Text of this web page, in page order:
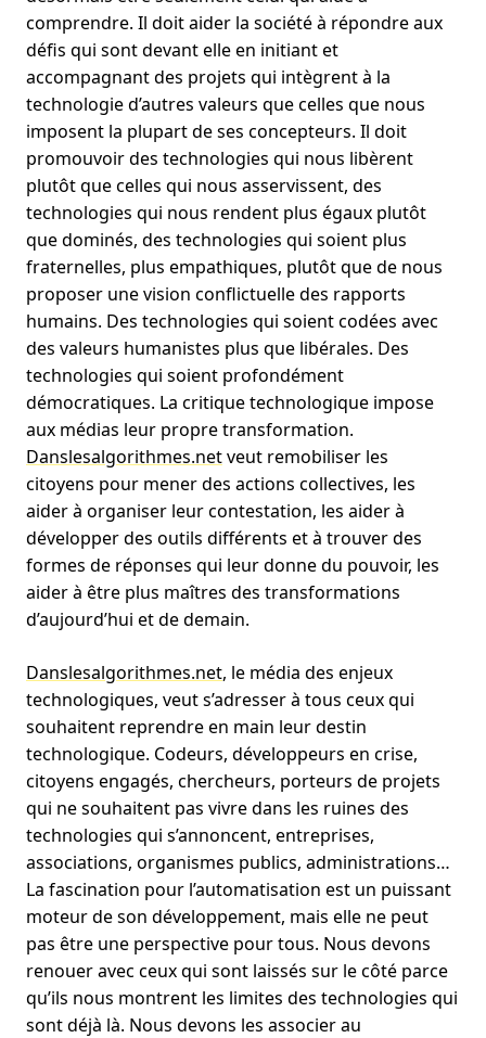
comprendre. Il doit aider la société à répondre aux
défis qui sont devant elle en initiant et
accompagnant des projets qui intègrent à la
technologie d’autres valeurs que celles que nous
imposent la plupart de ses concepteurs. Il doit
promouvoir des technologies qui nous libèrent
plutôt que celles qui nous asservissent, des
technologies qui nous rendent plus égaux plutôt
que dominés, des technologies qui soient plus
fraternelles, plus empathiques, plutôt que de nous
proposer une vision conflictuelle des rapports
humains. Des technologies qui soient codées avec
des valeurs humanistes plus que libérales. Des
technologies qui soient profondément
démocratiques. La critique technologique impose
aux médias leur propre transformation.
Danslesalgorithmes.netveut remobiliser les
citoyens pour mener des actions collectives, les
aider à organiser leur contestation, les aider à
développer des outils différents et à trouver des
formes de réponses qui leur donne du pouvoir, les
aider à être plus maîtres des transformations
d’aujourd’hui et de demain.
Danslesalgorithmes.net, le média des enjeux
technologiques, veut s’adresser à tous ceux qui
souhaitent reprendre en main leur destin
technologique. Codeurs, développeurs en crise,
citoyens engagés, chercheurs, porteurs de projets
qui ne souhaitent pas vivre dans les ruines des
technologies qui s’annoncent, entreprises,
associations, organismes publics, administrations…
La fascination pour l’automatisation est un puissant
moteur de son développement, mais elle ne peut
pas être une perspective pour tous. Nous devons
renouer avec ceux qui sont laissés sur le côté parce
qu’ils nous montrent les limites des technologies qui
sont déjà là. Nous devons les associer au